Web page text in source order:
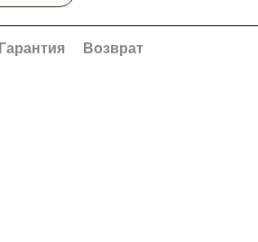
Гарантия Возврат